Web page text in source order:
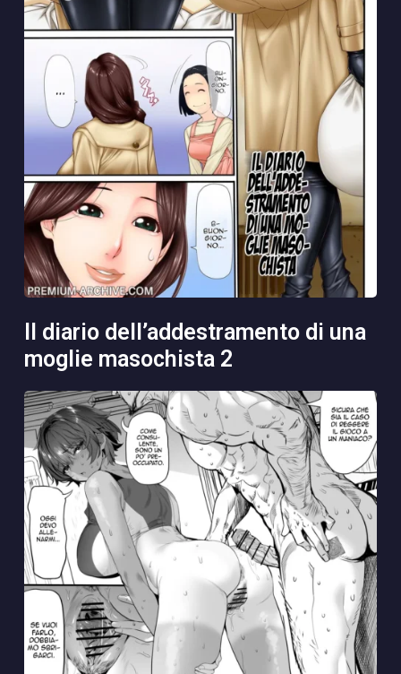
moglie masochista 2